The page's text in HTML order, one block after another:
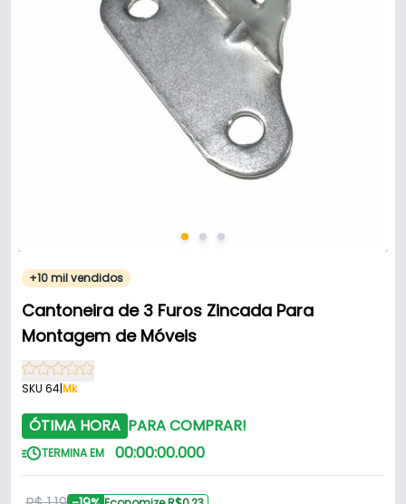
+10 mil vendidos
Cantoneira de 3 Furos Zincada Para
Montagem de Móveis
SKU 64|Mk
ÓTIMA HORA PARA COMPRAR!
TERMINA EM 00:00:00.000